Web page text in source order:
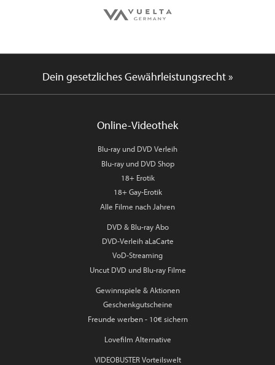
Dein gesetzliches Gewährleistungsrecht »
Online-Videothek
Blu-ray und DVD Verleih
Blu-ray und DVD Shop
18+ Erotik
18+ Gay-Erotik
Alle Filme nach Jahren
DVD & Blu-ray Abo
DVD-Verleih aLaCarte
VoD-Streaming
Uncut DVD und Blu-ray Filme
Gewinnspiele & Aktionen
Geschenkgutscheine
Freunde werben - 10€ sichern
Lovefilm Alternative
VIDEOBUSTER Vorteilswelt